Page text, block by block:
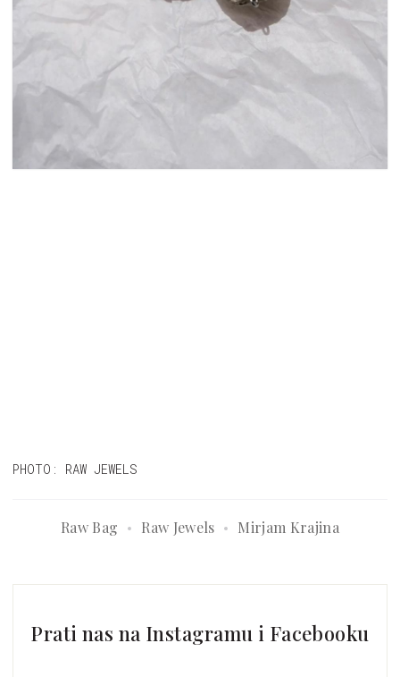
PHOTO: RAW JEWELS
Raw Bag Raw Jewels Mirjam Krajina
Prati nas na Instagramu i Facebooku